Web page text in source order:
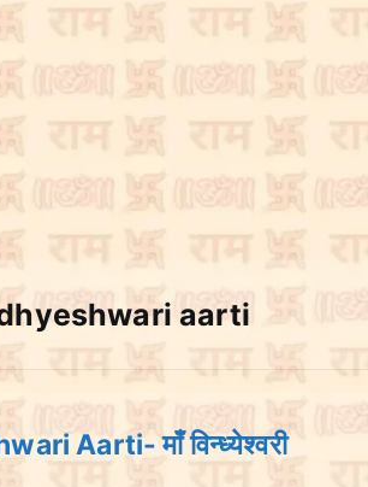
aarti
Aarti- माँ विन्ध्येश्वरी